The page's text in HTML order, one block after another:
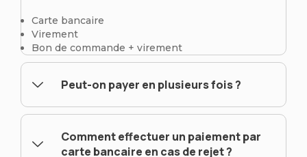
Carte bancaire
Virement
Bon de commande + virement
Peut-on payer en plusieurs fois ?
Comment effectuer un paiement par
carte bancaire en cas de rejet ?